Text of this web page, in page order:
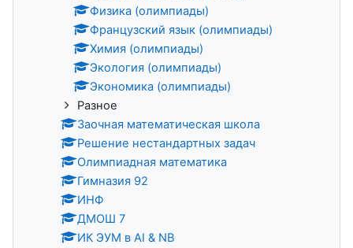
Физика (олимпиады)
Французский язык (олимпиады)
Химия (олимпиады)
Экология (олимпиады)
Экономика (олимпиады)
Разное
Заочная математическая школа
Решение нестандартных задач
Олимпиадная математика
Гимназия 92
ИНФ
ДМОШ 7
ИК ЭУМ в AI & NB